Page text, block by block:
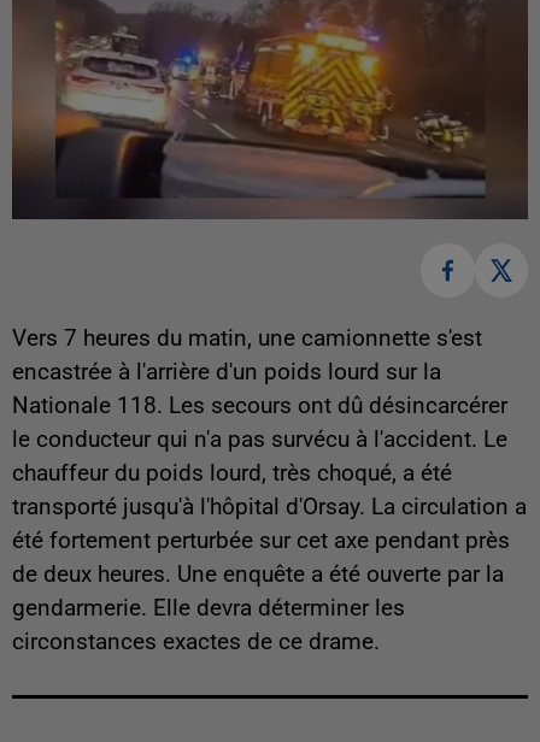
Vers 7 heures du matin, une camionnette s'est
encastrée à l'arrière d'un poids lourd sur la
Nationale 118. Les secours ont dû désincarcérer
le conducteur qui n'a pas survécu à l'accident. Le
chauffeur du poids lourd, très choqué, a été
transporté jusqu'à l'hôpital d'Orsay. La circulation a
été fortement perturbée sur cet axe pendant près
de deux heures. Une enquête a été ouverte par la
gendarmerie. Elle devra déterminer les
circonstances exactes de ce drame.